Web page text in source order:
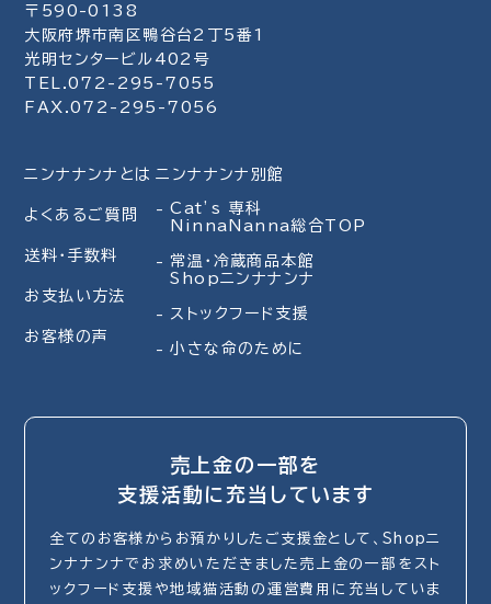
〒590-0138
大阪府堺市南区鴨谷台2丁5番1
光明センタービル402号
TEL.072-295-7055
FAX.072-295-7056
ニンナナンナとは
よくあるご質問
送料・手数料
お支払い方法
お客様の声
ニンナナンナ別館
Cat’s 専科
NinnaNanna総合TOP
常温・冷蔵商品本館
Shopニンナナンナ
ストックフード支援
小さな命のために
売上金の一部を
支援活動に充当しています
全てのお客様からお預かりしたご支援金として、Shopニ
ンナナンナでお求めいただきました売上金の一部をスト
ックフード支援や地域猫活動の運営費用に充当していま